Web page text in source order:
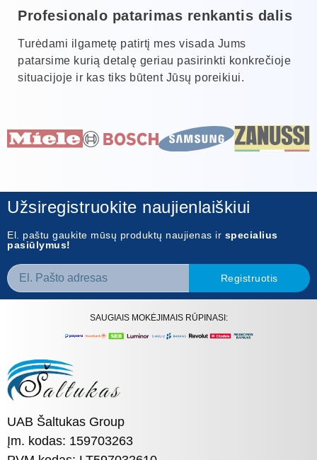
Profesionalo patarimas renkantis dalis
Turėdami ilgametę patirtį mes visada Jums
patarsime kurią detalę geriau pasirinkti konkrečioje
situacijoje ir kas tiks būtent Jūsų poreikiui.
Užsiregistruokite naujienlaiškiui
El. paštu gaukite mūsų produktų naujienas ir specialius
pasiūlymus!
Registruotis
SAUGIAIS MOKĖJIMAIS RŪPINASI:
UAB Šaltukas Group
Įm. kodas: 159703263